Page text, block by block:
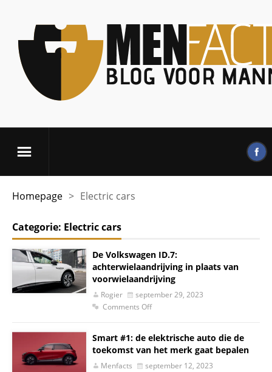
Homepage > Electric cars
Categorie: Electric cars
De Volkswagen ID.7:
achterwielaandrijving in plaats van
voorwielaandrijving
Rogier
september 29, 2023
Comments Off
Smart #1: de elektrische auto die de
toekomst van het merk gaat bepalen
Menfacts
september 12, 2023